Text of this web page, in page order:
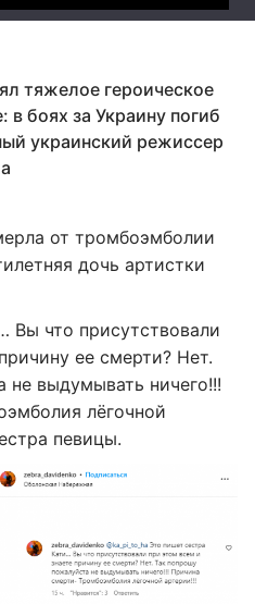
тяжелое героическое
в боях за Украину погиб
украинский режиссер
от тромбоэмболии
дочь артистки
Вы что присутствовали
ее смерти? Нет.
выдумывать ничего!!!
лёгочной
певицы.